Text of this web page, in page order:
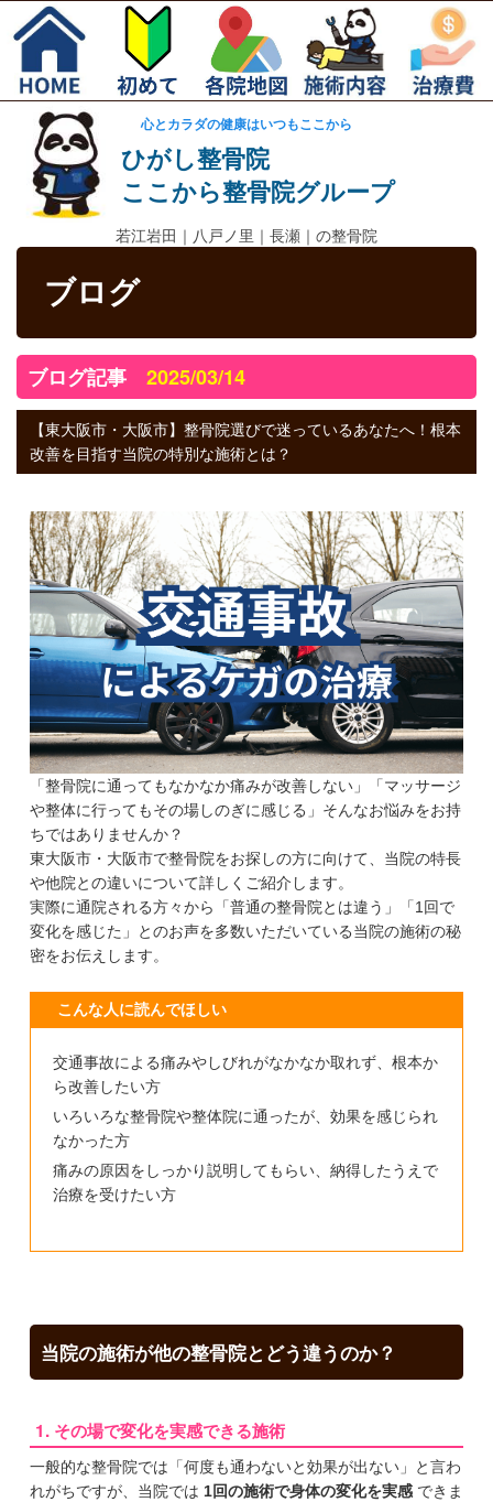
心とカラダの健康はいつもここから
ひがし整骨院
ここから整骨院グループ
若江岩田｜ 八戸ノ里｜長瀬｜の整骨院
ブログ
ブログ記事 2025/03/14
【東大阪市・大阪市】整骨院選びで迷っているあなたへ！根本
改善を目指す当院の特別な施術とは？
「整骨院に通ってもなかなか痛みが改善しない」「マッサージ
や整体に行ってもその場しのぎに感じる」そんなお悩みをお持
ちではありませんか？
東大阪市・大阪市で整骨院をお探しの方に向けて、当院の特長
や他院との違いについて詳しくご紹介します。
実際に通院される方々から「普通の整骨院とは違う」「1回で
変化を感じた」とのお声を多数いただいている当院の施術の秘
密をお伝えします。
こんな人に読んでほしい
交通事故による痛みやしびれがなかなか取れず、根本か
ら改善したい方
いろいろな整骨院や整体院に通ったが、効果を感じられ
なかった方
痛みの原因をしっかり説明してもらい、納得したうえで
治療を受けたい方
当院の施術が他の整骨院とどう違うのか？
1. その場で変化を実感できる施術
一般的な整骨院では「何度も通わないと効果が出ない」と言わ
れがちですが、当院では 1回の施術で身体の変化を実感 できま